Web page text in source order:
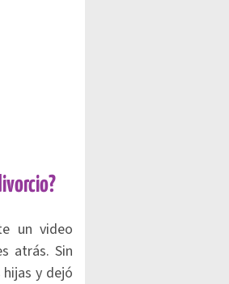
un video
atrás. Sin
y dejó